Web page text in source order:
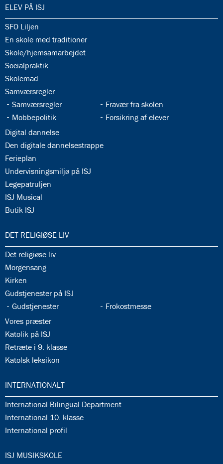
34.0:
ELEV PÅ ISJ
34.1:
SFO Liljen
34.2:
En skole med traditioner
34.3:
Skole/hjemsamarbejdet
34.4:
Socialpraktik
34.5:
Skolemad
34.6:
Samværsregler
34.7:
Samværsregler 34.8:
Fravær fra skolen
34.9:
Mobbepolitik 34.10:
Forsikring af elever
34.11:
Digital dannelse
34.12:
Den digitale dannelsestrappe
34.13:
Ferieplan
34.14:
Undervisningsmiljø på ISJ
34.15:
Legepatruljen
34.16:
ISJ Musical
34.17:
Butik ISJ
35.0:
DET RELIGIØSE LIV
35.1:
Det religiøse liv
35.2:
Morgensang
35.3:
Kirken
35.4:
Gudstjenester på ISJ
35.5:
Gudstjenester 35.6:
Frokostmesse
35.7:
Vores præster
35.8:
Katolik på ISJ
35.9:
Retræte i 9. klasse
35.10:
Katolsk leksikon
36.0:
INTERNATIONALT
36.1:
International Bilingual Department
36.2:
International 10. klasse
36.3:
International profil
37.0:
ISJ MUSIKSKOLE